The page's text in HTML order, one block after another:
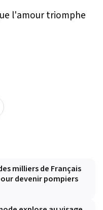
l'amour triomphe
milliers de Français
devenir pompiers